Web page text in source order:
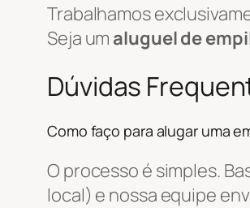
Trabalhamos
Seja um aluguel de
Dúvidas
Como faço para alugar uma
O processo é simples.
local) e nossa equipe